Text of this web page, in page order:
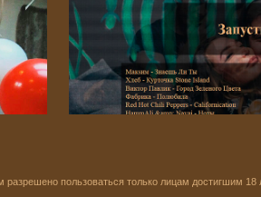
пользоваться только лицам достигшим 18